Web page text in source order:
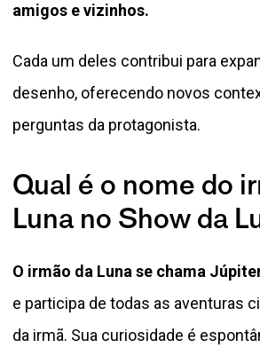
amigos e vizinhos.
Cada um deles contribui para
desenho, oferecendo novos
perguntas da protagonista.
Qual é o nome do
Luna no Show da
O irmão da Luna se chama
e participa de todas as aventuras
da irmã. Sua curiosidade é